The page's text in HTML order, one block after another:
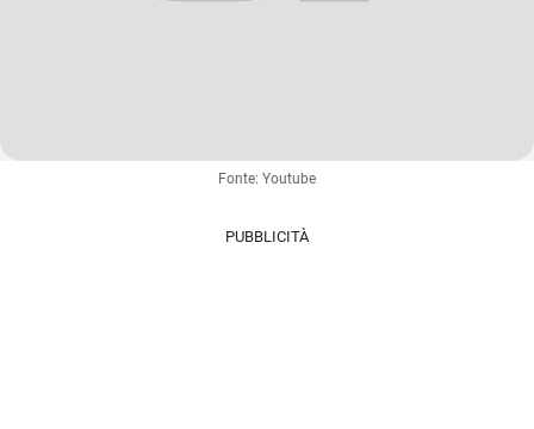
Fonte: Youtube
PUBBLICITÀ